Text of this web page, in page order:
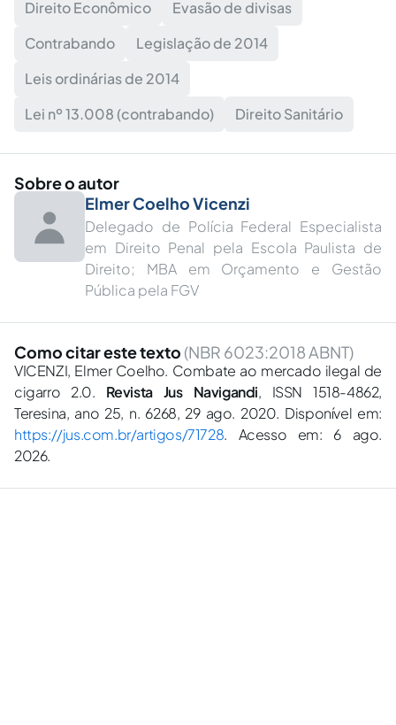
Direito Econômico
Evasão de divisas
Contrabando
Legislação de 2014
Leis ordinárias de 2014
Lei nº 13.008 (contrabando)
Direito Sanitário
Sobre o autor
Elmer Coelho Vicenzi
Delegado de Polícia Federal Especialista
em Direito Penal pela Escola Paulista de
Direito; MBA em Orçamento e Gestão
Pública pela FGV
Como citar este texto (NBR 6023:2018 ABNT)
VICENZI, Elmer Coelho. Combate ao mercado ilegal de
cigarro 2.0. Revista Jus Navigandi, ISSN 1518-4862,
Teresina, ano 25, n. 6268, 29 ago. 2020. Disponível em:
https://jus.com.br/artigos/71728. Acesso em: 6 ago.
2026.